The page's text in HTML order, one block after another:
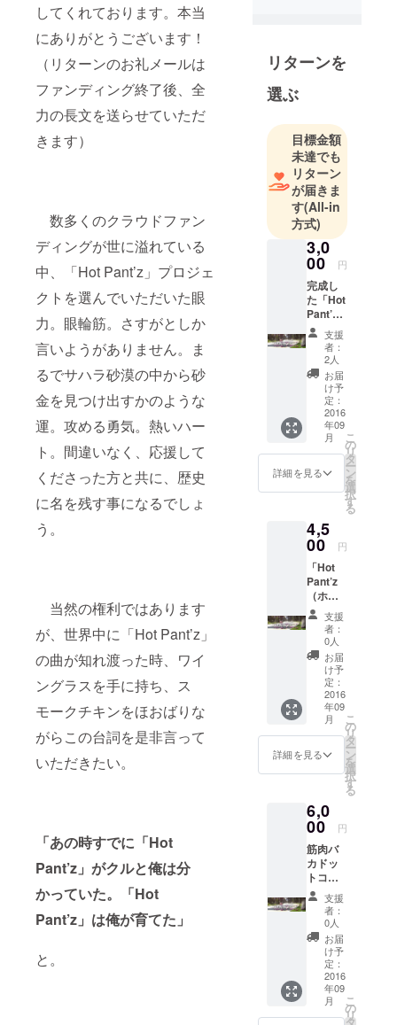
してくれております。本当
にありがとうございます！
（リターンのお礼メールは
ファンディング終了後、全
力の長文を送らせていただ
きます）
数多くのクラウドファン
ディングが世に溢れている
中、「Hot Pant’z」プロジェ
クトを選んでいただいた眼
力。眼輪筋。さすがとしか
言いようがありません。ま
るでサハラ砂漠の中から砂
金を見つけ出すかのような
運。攻める勇気。熱いハー
ト。間違いなく、応援して
くださった方と共に、歴史
に名を残す事になるでしょ
う。
当然の権利ではあります
が、世界中に「Hot Pant’z」
の曲が知れ渡った時、ワイ
ングラスを手に持ち、ス
モークチキンをほおばりな
がらこの台詞を是非言って
いただきたい。
「あの時すでに「Hot
Pant’z」がクルと俺は分
かっていた。「Hot
Pant’z」は俺が育てた」
と。
キンビシャ
ス」創業。
野球トレー
ニング支援
「アビリ
ティトレー
ナー」事
業、
筋肉系メ
ディア 「筋
肉バカドッ
トコム」事
業を開発、
運営中。
リターンを
選ぶ
目標金額
未達でも
リターン
が届きま
す(All-in
方式)
3,0
00 円
完成し
た「Hot
Pant’z
（ホッ
トパン
ツ）」
新曲音
源デー
タをプ
レゼン
ト！ お
礼の
メッ
セー
ジ、録
音した
データ
とジャ
ケット
写真
デー
タ、
「Hot
Pant’z
（ホッ
トパン
ツ）特
製ス
テッ
カー」
＋「Hot
Pant’z
（ホッ
プ」を
送らせ
て頂き
ます。
(\4500
円相当)
支援
者：
2人
お届
け予
定：
2016
年09
月
詳細を見る
こ
の
リ
タ
ー
ン
を
選
択
す
る
4,5
00 円
「Hot
Pant’z
（ホッ
トパン
ツ）」
のオリ
ジナル
グッズ
BOXを
プレゼ
ント ！
「Hot
Pant’z
（ホッ
トパン
皿」お
届けい
たしま
す。
(\6000
円相当)
支援
者：
0人
お届
け予
定：
2016
年09
月
詳細を見る
こ
の
リ
タ
ー
ン
を
選
択
す
る
6,0
00 円
筋肉バ
カドッ
トコム
のオリ
ジナル
グッズ
をスペ
シャル
BOXプ
レゼン
ト！ ①
＋②＋
オリジ
支援
者：
0人
お届
け予
定：
2016
年09
月
こ
の
リ